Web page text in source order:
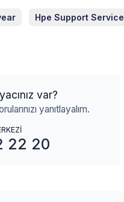
Hpe Support Service
var?
yanıtlayalım.
22 20